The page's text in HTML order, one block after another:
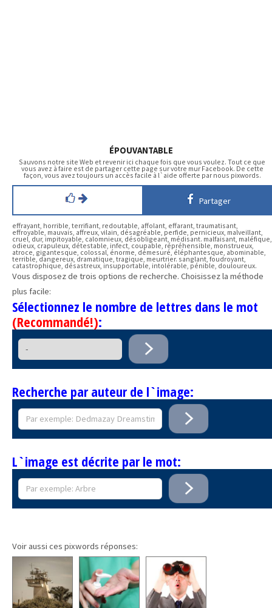
ÉPOUVANTABLE
Sauvons notre site Web et revenir ici chaque fois que vous voulez. Tout ce que
vous avez à faire est de partager cette page sur votre mur Facebook. De cette
façon, vous avez toujours un accès facile à l`aide offerte par nous pixwords.
Partager
effrayant, horrible, terrifiant, redoutable, affolant, effarant, traumatisant,
effroyable, mauvais, affreux, vilain, désagréable, perfide, pernicieux, malveillant,
cruel, dur, impitoyable, calomnieux, désobligeant, médisant. malfaisant, maléfique,
odieux, crapuleux, détestable, infect, coupable, répréhensible, monstrueux,
atroce, gigantesque, colossal, énorme, démesuré, éléphantesque, abominable,
terrible, dangereux, dramatique, tragique, meurtrier. sanglant, foudroyant,
catastrophique, désastreux, insupportable, intolérable, pénible, douloureux.
Vous disposez de trois options de recherche. Choisissez la méthode
plus facile:
Sélectionnez le nombre de lettres dans le mot
(Recommandé!):
Recherche par auteur de l`image:
L`image est décrite par le mot:
Voir aussi ces pixwords réponses: